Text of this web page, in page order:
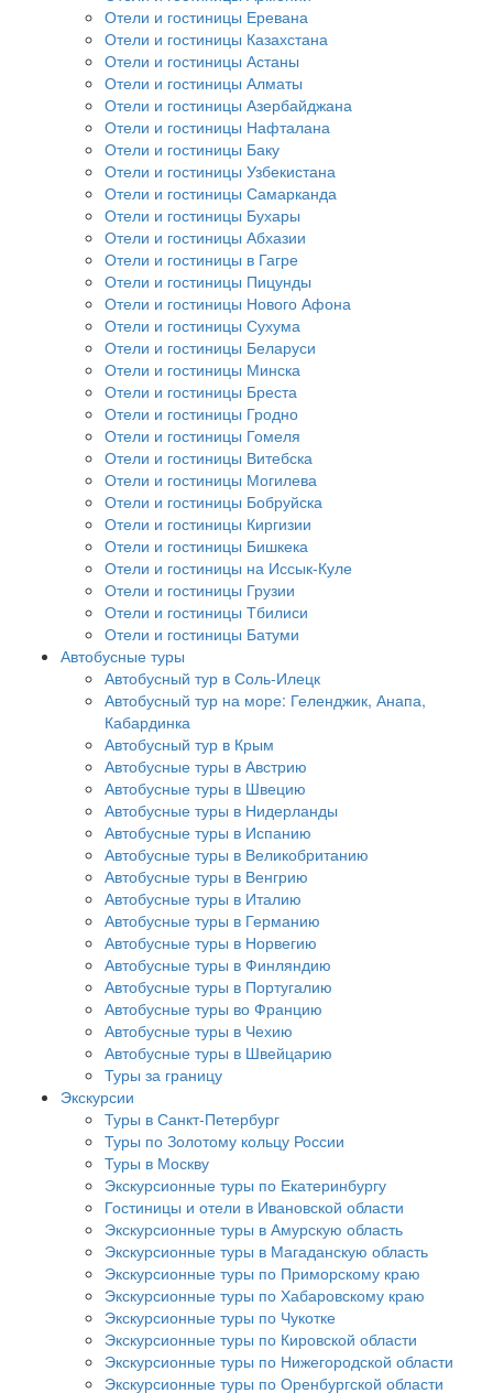
Отели и гостиницы Еревана
Отели и гостиницы Казахстана
Отели и гостиницы Астаны
Отели и гостиницы Алматы
Отели и гостиницы Азербайджана
Отели и гостиницы Нафталана
Отели и гостиницы Баку
Отели и гостиницы Узбекистана
Отели и гостиницы Самарканда
Отели и гостиницы Бухары
Отели и гостиницы Абхазии
Отели и гостиницы в Гагре
Отели и гостиницы Пицунды
Отели и гостиницы Нового Афона
Отели и гостиницы Сухума
Отели и гостиницы Беларуси
Отели и гостиницы Минска
Отели и гостиницы Бреста
Отели и гостиницы Гродно
Отели и гостиницы Гомеля
Отели и гостиницы Витебска
Отели и гостиницы Могилева
Отели и гостиницы Бобруйска
Отели и гостиницы Киргизии
Отели и гостиницы Бишкека
Отели и гостиницы на Иссык-Куле
Отели и гостиницы Грузии
Отели и гостиницы Тбилиси
Отели и гостиницы Батуми
Автобусные туры
Автобусный тур в Соль-Илецк
Автобусный тур на море: Геленджик, Анапа,
Кабардинка
Автобусный тур в Крым
Автобусные туры в Австрию
Автобусные туры в Швецию
Автобусные туры в Нидерланды
Автобусные туры в Испанию
Автобусные туры в Великобританию
Автобусные туры в Венгрию
Автобусные туры в Италию
Автобусные туры в Германию
Автобусные туры в Норвегию
Автобусные туры в Финляндию
Автобусные туры в Португалию
Автобусные туры во Францию
Автобусные туры в Чехию
Автобусные туры в Швейцарию
Туры за границу
Экскурсии
Туры в Санкт-Петербург
Туры по Золотому кольцу России
Туры в Москву
Экскурсионные туры по Екатеринбургу
Гостиницы и отели в Ивановской области
Экскурсионные туры в Амурскую область
Экскурсионные туры в Магаданскую область
Экскурсионные туры по Приморскому краю
Экскурсионные туры по Хабаровскому краю
Экскурсионные туры по Чукотке
Экскурсионные туры по Кировской области
Экскурсионные туры по Нижегородской области
Экскурсионные туры по Оренбургской области